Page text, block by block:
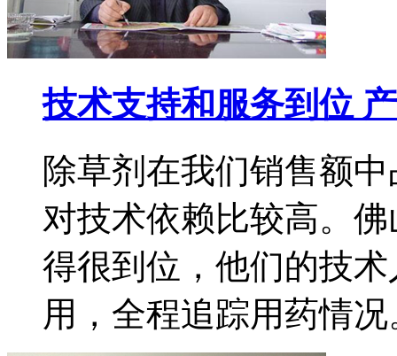
技术支持和服务到位
除草剂在我们销售额
对技术依赖比较高。
得很到位，他们的技
用，全程追踪用药情况